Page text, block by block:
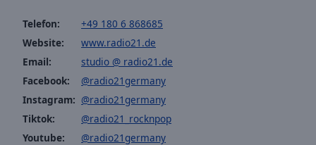
opens
subtitles
settings
dialog
subtitles
off
selected
Audio
Telefon:
+49 180 6 868685
Website:
www.radio21.de
Email:
studio @ radio21.de
Facebook:
@radio21germany
Instagram: @radio21germany
Tiktok:
@radio21_rocknpop
Youtube:
@radio21germany